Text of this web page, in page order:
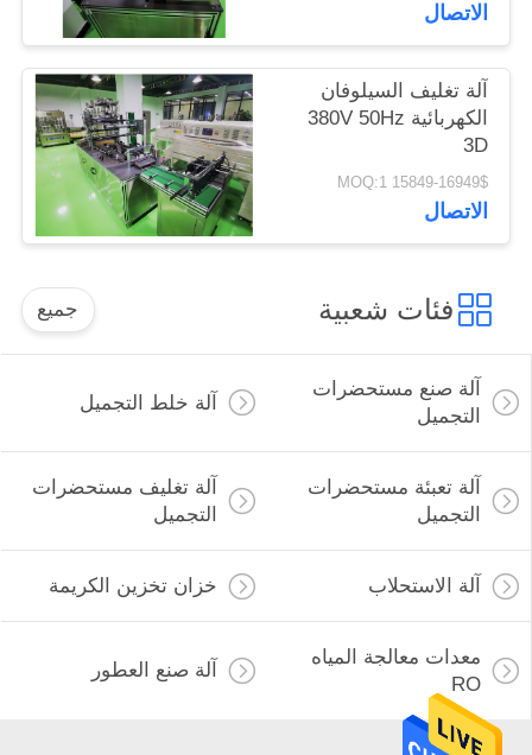
الاتصال
آلة تغليف السيلوفان
الكهربائية 380V 50Hz
3D
15849-16949$ MOQ:1
الاتصال
فئات شعبية جميع
آلة صنع مستحضرات
التجميل
آلة خلط التجميل
آلة تعبئة مستحضرات
التجميل
آلة تغليف مستحضرات
التجميل
آلة الاستحلاب خزان تخزين الكريمة
معدات معالجة المياه
RO
آلة صنع العطور